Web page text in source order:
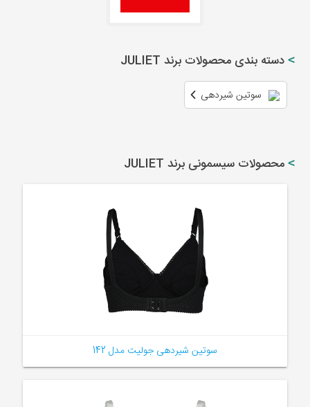
دسته بندی محصولات برند JULIET
سوتین شیردهی
محصولات سیسمونی برند JULIET
سوتین شیردهی جولیت مدل 142